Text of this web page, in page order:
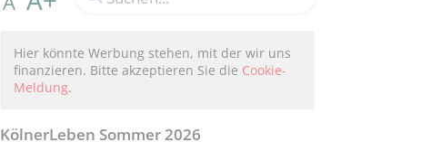
Hier könnte Werbung stehen, mit der wir uns
finanzieren. Bitte akzeptieren Sie die Cookie-
Meldung.
KölnerLeben Sommer 2026